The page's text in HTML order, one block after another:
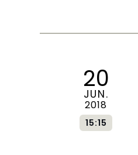
20
JUN.
2018
15:15